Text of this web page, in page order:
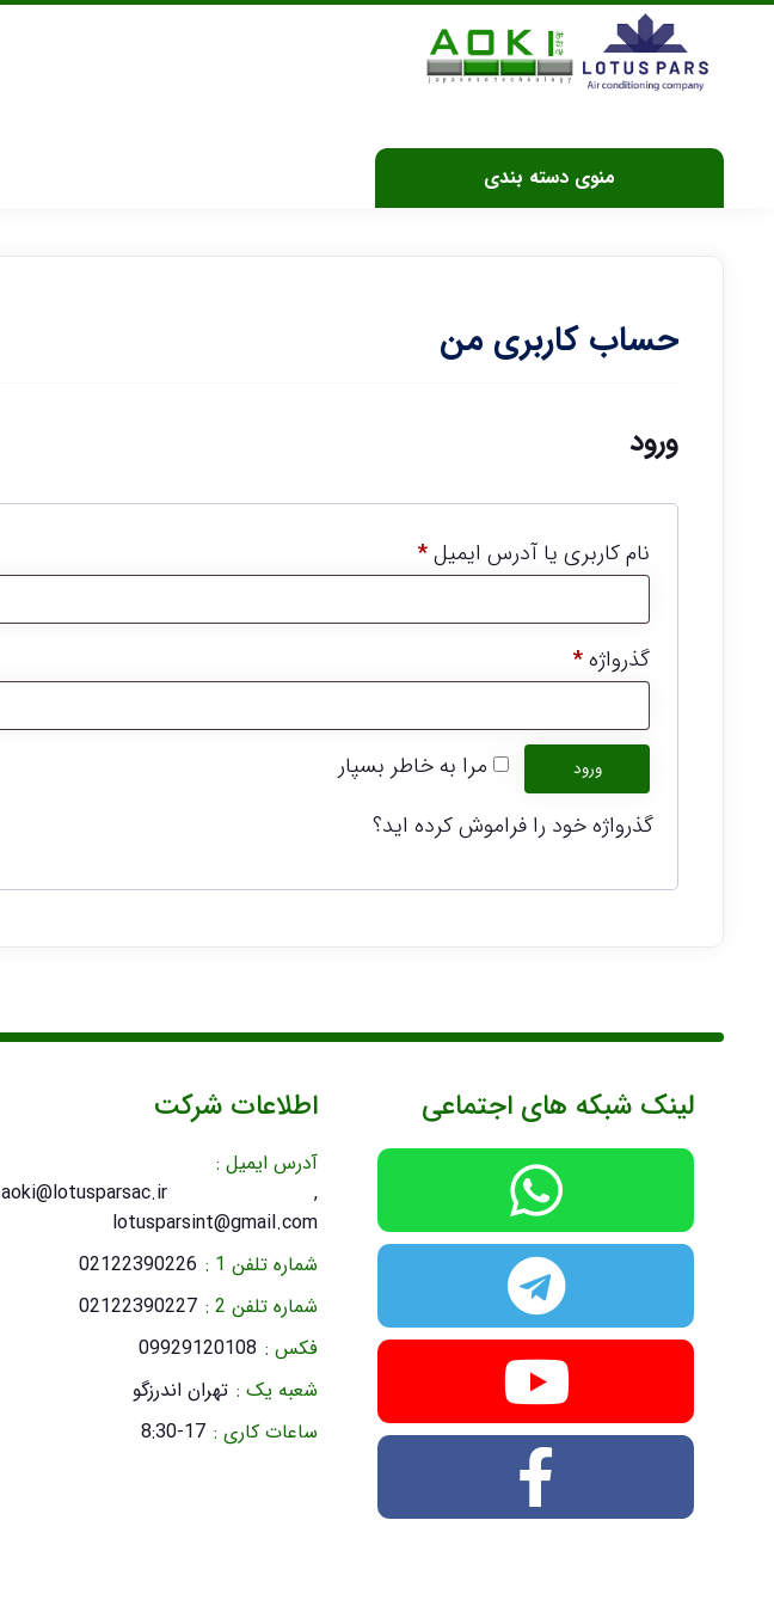
منوی دسته بندی
حساب کاربری من
ورود
نام کاربری یا آدرس ایمیل*الزامی
گذرواژه*الزامی
مرا به خاطر بسپار ورود
گذرواژه خود را فراموش کرده اید؟
لینک شبکه های اجتماعی اطلاعات شرکت
آدرس ایمیل :
aoki@lotusparsac.ir ,
lotusparsint@gmail.com
شماره تلفن 1 :
02122390226
شماره تلفن 2 :
02122390227
فکس : 09929120108
شعبه یک : تهران اندرزگو
ساعات کاری : 8:30-17